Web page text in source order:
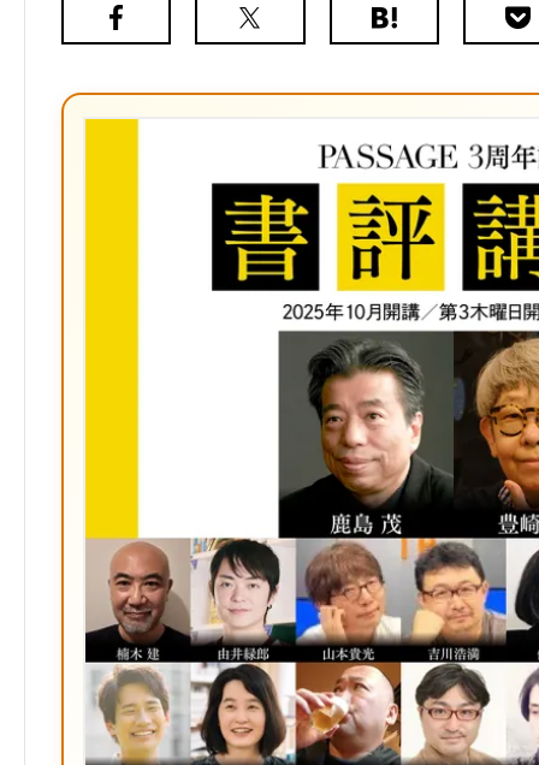
Facebook
X（旧
は
ク
マ
ー
ク